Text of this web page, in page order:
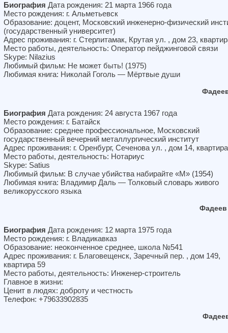
Биография Дата рождения: 21 марта 1966 года
Место рождения: г. Альметьевск
Образование: доцент, Московский инженерно-физический
(государственный университет)
Адрес проживания: г. Стерлитамак, Крутая ул. , дом 23,
Место работы, деятельность: Оператор пейджинговой связи
Skype: Nilazius
Любимый фильм: Не может быть! (1975)
Любимая книга: Николай Гоголь — Мёртвые души
Биография Дата рождения: 24 августа 1967 года
Место рождения: г. Батайск
Образование: среднее профессиональное, Московский
государственный вечерний металлургический институт
Адрес проживания: г. Оренбург, Сеченова ул. , дом 14,
Место работы, деятельность: Нотариус
Skype: Satius
Любимый фильм: В случае убийства набирайте «М» (1954)
Любимая книга: Владимир Даль — Толковый словарь живого
великорусского языка
Фадеев
Биография Дата рождения: 12 марта 1975 года
Место рождения: г. Владикавказ
Образование: неоконченное среднее, школа №541
Адрес проживания: г. Благовещенск, Заречный пер. , дом 149,
квартира 59
Место работы, деятельность: Инженер-строитель
Главное в жизни:
Ценит в людях: доброту и честность
Телефон: +79633902835